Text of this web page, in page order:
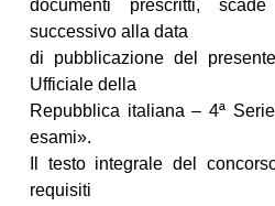
documenti prescritti,
successivo alla data
di pubblicazione del
Ufficiale della
Repubblica italiana – 4ª
esami».
Il testo integrale del
requisiti